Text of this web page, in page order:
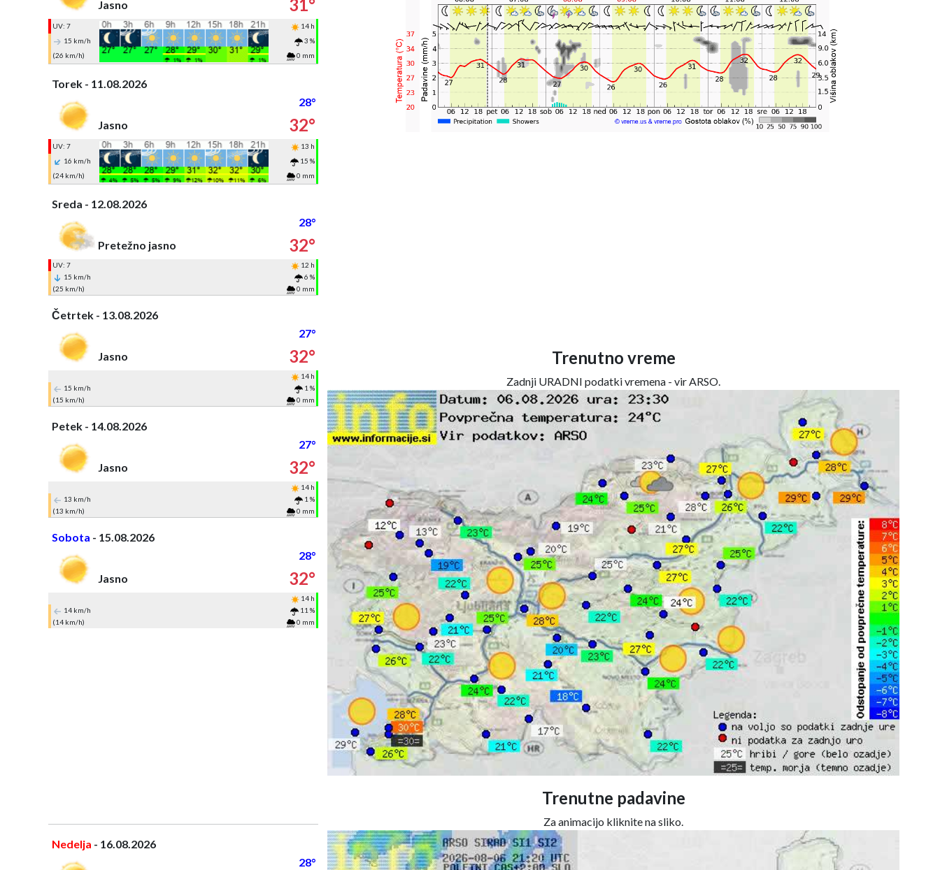
Jasno
31°
UV: 7
14 h
15 km/h
3 %
(26 km/h)
0 mm
Torek - 11.08.2026
28°
Jasno
32°
UV: 7
13 h
16 km/h
15 %
(24 km/h)
0 mm
Sreda - 12.08.2026
28°
Pretežno jasno
32°
UV: 7
12 h
15 km/h
6 %
(25 km/h)
0 mm
Četrtek - 13.08.2026
27°
Jasno
32°
14 h
15 km/h
1 %
(15 km/h)
0 mm
Petek - 14.08.2026
27°
Jasno
32°
14 h
13 km/h
1 %
(13 km/h)
0 mm
Sobota - 15.08.2026
28°
Jasno
32°
14 h
14 km/h
11 %
(14 km/h)
0 mm
Nedelja - 16.08.2026
28°
Trenutno vreme
Zadnji URADNI podatki vremena - vir ARSO.
Trenutne padavine
Za animacijo kliknite na sliko.